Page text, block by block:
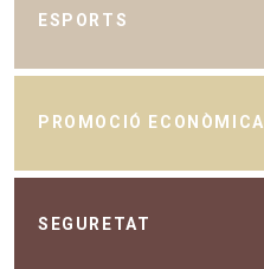
ESPORTS
PROMOCIÓ ECONÒMICA
SEGURETAT